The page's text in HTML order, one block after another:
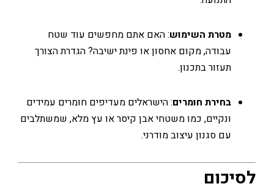
מטרת השימוש : האם אתם מחפשים עוד שטח
עבודה, מקום אחסון או פינת ישיבה? הגדרת הצורך
תעזור בתכנון.
בחירת חומרים: הישראלים מעדיפים חומרים עמידים
ונקיים, כמו משטחי אבן קיסר או עץ מלא, שמשתלבים
עם סגנון עיצוב מודרני.